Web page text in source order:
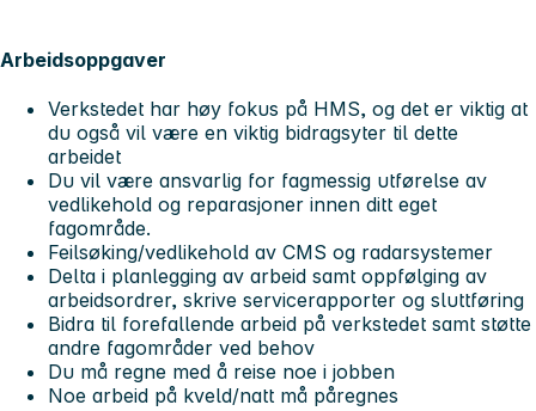
Arbeidsoppgaver
Verkstedet har høy fokus på HMS, og det er viktig at
du også vil være en viktig bidragsyter til dette
arbeidet
Du vil være ansvarlig for fagmessig utførelse av
vedlikehold og reparasjoner innen ditt eget
fagområde.
Feilsøking/vedlikehold av CMS og radarsystemer
Delta i planlegging av arbeid samt oppfølging av
arbeidsordrer, skrive servicerapporter og sluttføring
Bidra til forefallende arbeid på verkstedet samt støtte
andre fagområder ved behov
Du må regne med å reise noe i jobben
Noe arbeid på kveld/natt må påregnes